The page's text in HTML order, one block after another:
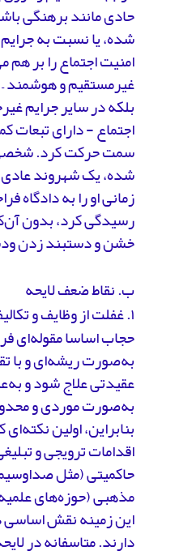
حادی مانند برهنگی
شده، یا نسبت به
امنیت اجتماع را بر هم
غیرمستقیم و هوشمند
بلکه در سایر جرایم
اجتماع - دارای تبعات
سمت حرکت کرد.
شده، یک شهروند
زمانی او را به دادگاه
رسیدگی کرد، بدون
خشن و دستبند زدن
ب. نقاط ضعف لایحه
۱. غفلت از وظایف و تکالیف نهادها.
حجاب اساسا مقوله‌ای
به‌صورت ریشه‌ای و با
عقیدتی علاج شود و
به‌صورت موردی و
بنابراین، اولین
اقدامات ترویجی و
حاکمیتی (مثل
مذهبی (حوزه‌های
این زمینه نقش اساسی
دارند. متاسفانه در